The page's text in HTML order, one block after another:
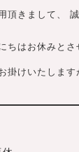
頂きまして、
ちはお休みとさ
けいたします